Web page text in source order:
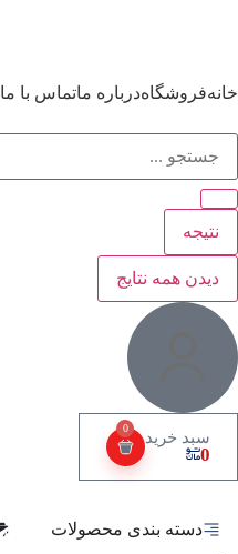
خانهفروشگاهدرباره ماتماس با ما
نتیجه
دیدن همه نتایج
0
0
دسته بندی محصولات